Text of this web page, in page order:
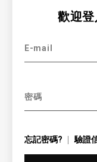
歡迎
E-mail
密碼
忘記密碼? 驗證